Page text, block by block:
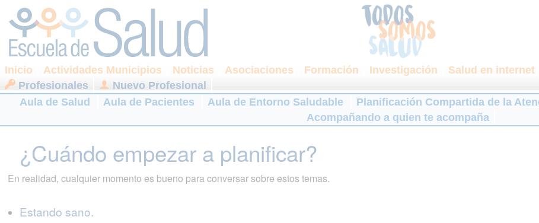
Inicio Actividades Municipios Noticias Asociaciones Formación Investigación Salud en internet
Profesionales
Nuevo Profesional
Aula de Salud
Aula de Pacientes Aula de Entorno Saludable Planificación Compartida de la
Acompañando a quien te acompaña
¿Cuándo empezar a planificar?
En realidad, cualquier momento es bueno para conversar sobre estos temas.
Estando sano.